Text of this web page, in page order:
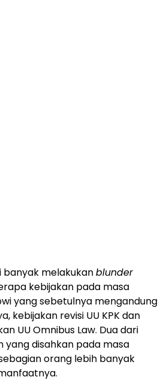
banyak melakukanblunder
kebijakan pada masa
yang sebetulnya mengandung
kebijakan revisi UU KPK dan
UU Omnibus Law. Dua dari
yang disahkan pada masa
orang lebih banyak